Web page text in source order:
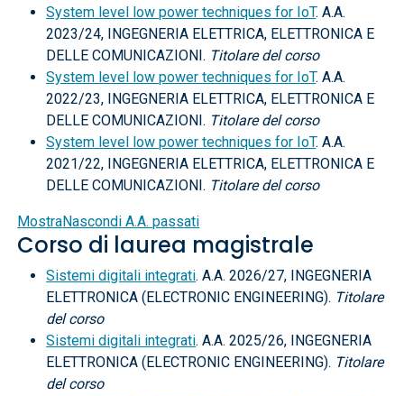
System level low power techniques for IoT. A.A.
2023/24, INGEGNERIA ELETTRICA, ELETTRONICA E
DELLE COMUNICAZIONI. Titolare del corso
System level low power techniques for IoT. A.A.
2022/23, INGEGNERIA ELETTRICA, ELETTRONICA E
DELLE COMUNICAZIONI. Titolare del corso
System level low power techniques for IoT. A.A.
2021/22, INGEGNERIA ELETTRICA, ELETTRONICA E
DELLE COMUNICAZIONI. Titolare del corso
MostraNascondi A.A. passati
Corso di laurea magistrale
Sistemi digitali integrati. A.A. 2026/27, INGEGNERIA
ELETTRONICA (ELECTRONIC ENGINEERING). Titolare
del corso
Sistemi digitali integrati. A.A. 2025/26, INGEGNERIA
ELETTRONICA (ELECTRONIC ENGINEERING). Titolare
del corso